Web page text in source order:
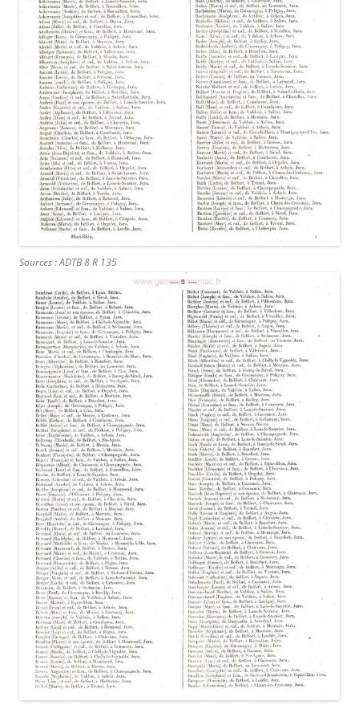
Sources : ADTB 8 R 135